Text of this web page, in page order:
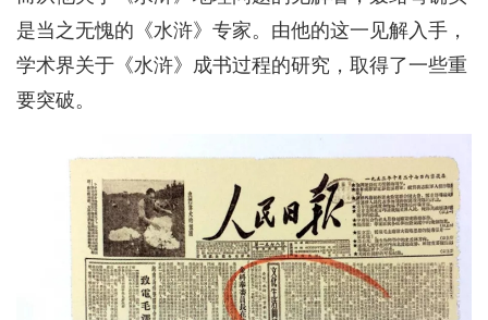
是当之无愧的《水浒》专家。由他的这一见解入手，
学术界关于《水浒》成书过程的研究，取得了一些重
要突破。